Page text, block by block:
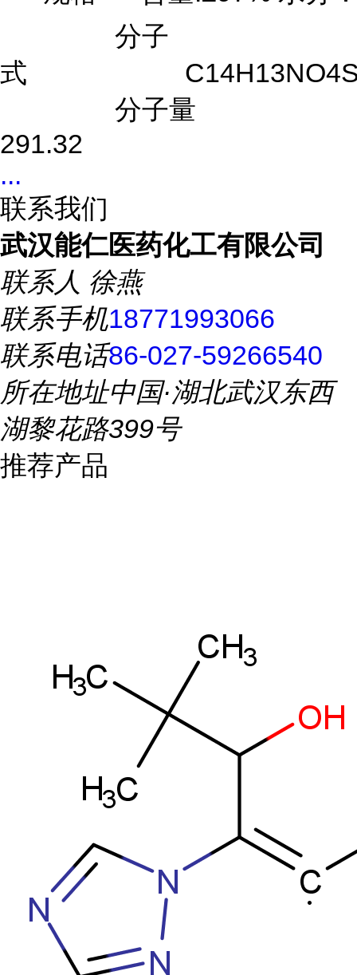
分子
式
分子量
291.32
...
联系我们
武汉能仁医药化工有限公司
联系人 徐燕
联系手机18771993066
联系电话86-027-59266540
所在地址中国·湖北武汉东西
湖黎花路399号
推荐产品